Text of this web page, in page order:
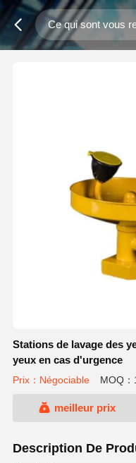
Stations de lavage des
yeux en cas d'urgence
Prix：Négociable MOQ：
meilleur prix
Description De